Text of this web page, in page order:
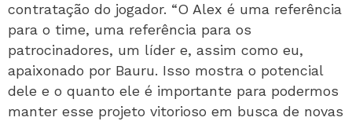
contratação do jogador. “O Alex é uma referência
para o time, uma referência para os
patrocinadores, um líder e, assim como eu,
apaixonado por Bauru. Isso mostra o potencial
dele e o quanto ele é importante para podermos
manter esse projeto vitorioso em busca de novas